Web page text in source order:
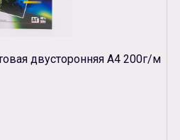
двусторонняя А4 200г/м